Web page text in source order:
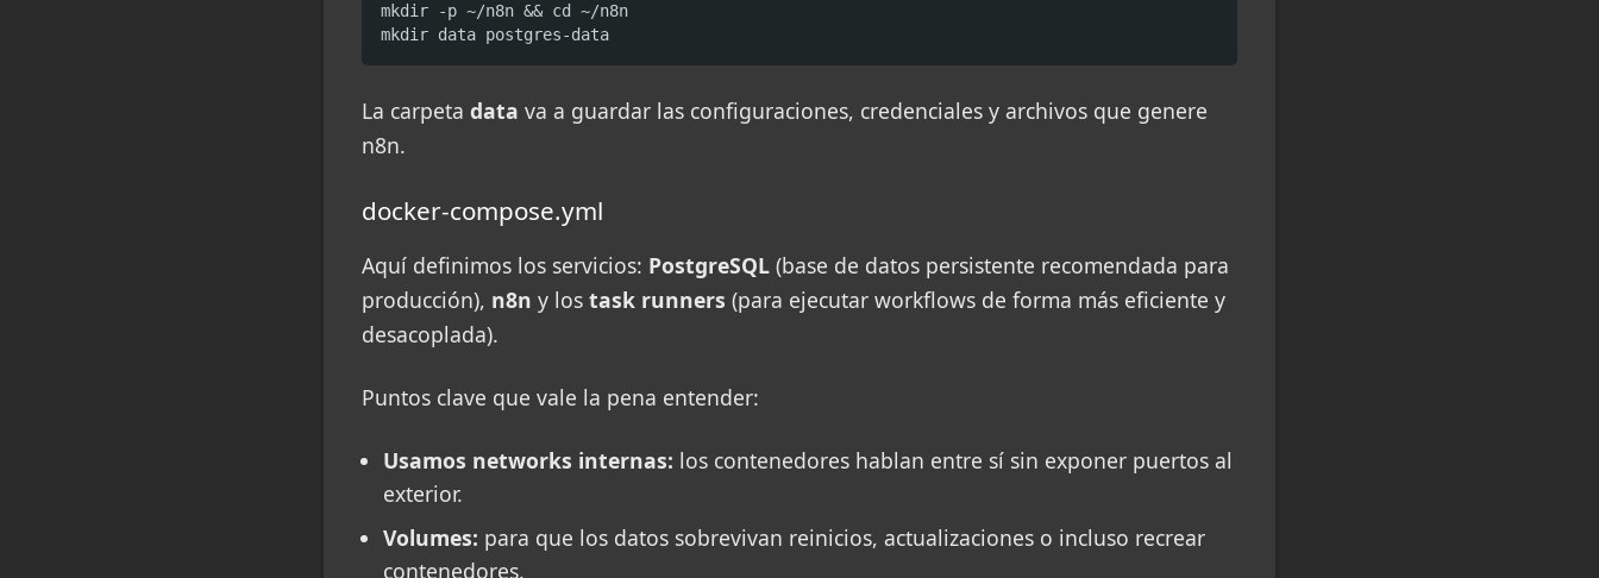
mkdir -p ~/n8n && cd ~/n8n
mkdir data postgres-data
La carpeta data va a guardar las configuraciones, credenciales y archivos que genere
n8n.
docker-compose.yml
Aquí definimos los servicios: PostgreSQL (base de datos persistente recomendada para
producción), n8n y los task runners (para ejecutar workflows de forma más eficiente y
desacoplada).
Puntos clave que vale la pena entender:
Usamos networks internas: los contenedores hablan entre sí sin exponer puertos al
exterior.
Volumes: para que los datos sobrevivan reinicios, actualizaciones o incluso recrear
contenedores.